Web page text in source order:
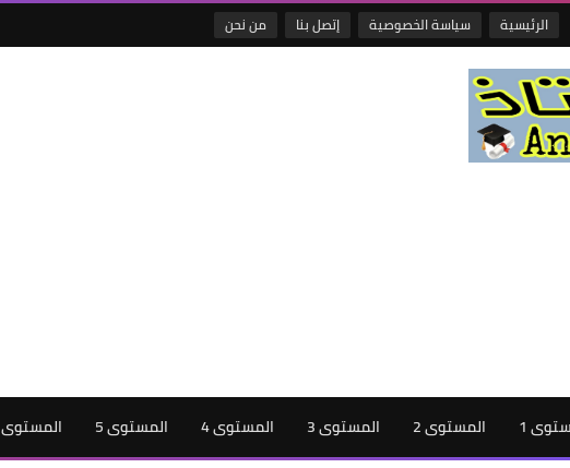
الرئيسية سياسة الخصوصية إتصل بنا من نحن
1 المستوى 2 المستوى 3 المستوى 4 المستوى 5 المستوى 6